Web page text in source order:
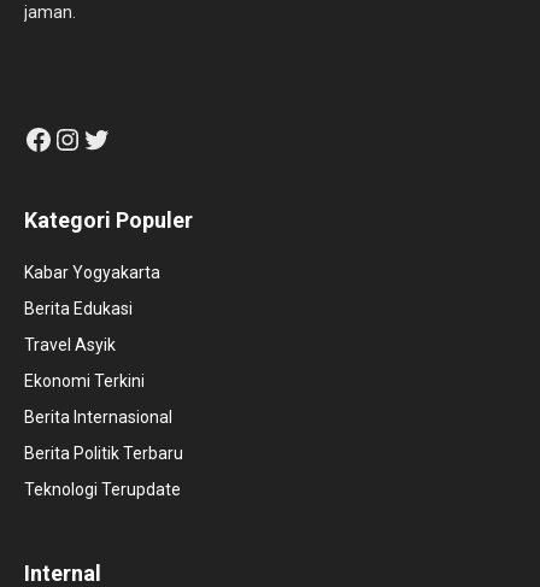
jaman.
Facebook
Instagram
Twitter
Kategori Populer
Kabar Yogyakarta
Berita Edukasi
Travel Asyik
Ekonomi Terkini
Berita Internasional
Berita Politik Terbaru
Teknologi Terupdate
Internal